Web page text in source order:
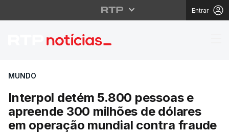
Entrar
Interpol detém 5.800
MUNDO
Interpol detém 5.800 pessoas e
apreende 300 milhões de dólares
em operação mundial contra fraude